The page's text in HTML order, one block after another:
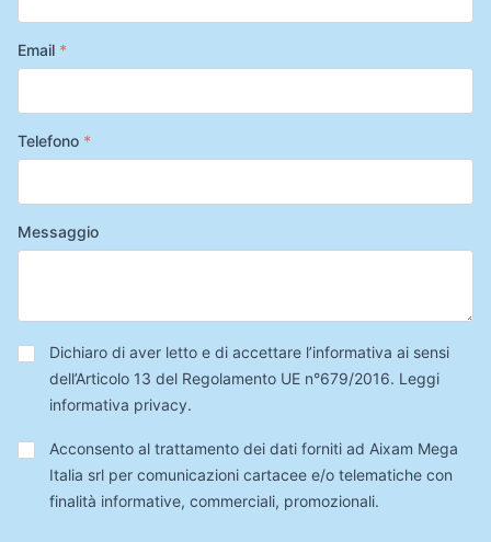
Email *
Telefono *
Messaggio
Privacy*
Dichiaro di aver letto e di accettare l’informativa ai sensi
dell’Articolo 13 del Regolamento UE n°679/2016. Leggi
informativa privacy.
Trattamento
Dati
Acconsento al trattamento dei dati forniti ad Aixam Mega
Italia srl per comunicazioni cartacee e/o telematiche con
finalità informative, commerciali, promozionali.